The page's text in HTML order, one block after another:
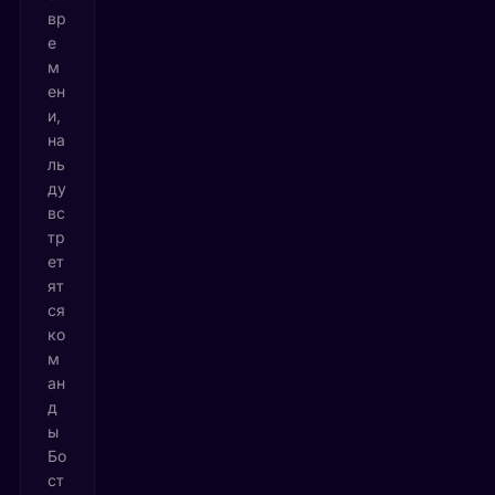
вр
е
м
ен
и,
на
ль
ду
вс
тр
ет
ят
ся
ко
м
ан
д
ы
Бо
ст